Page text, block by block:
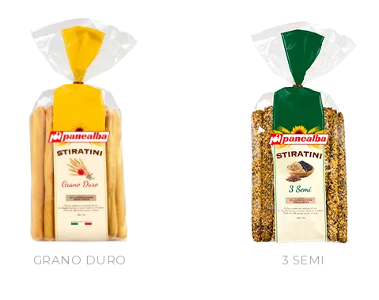
GRANO DURO 3 SEMI